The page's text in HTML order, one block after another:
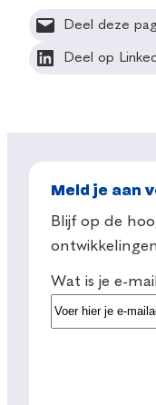
Deel deze
Deel op
Meld je aan
Blijf op de
Wat is je e-